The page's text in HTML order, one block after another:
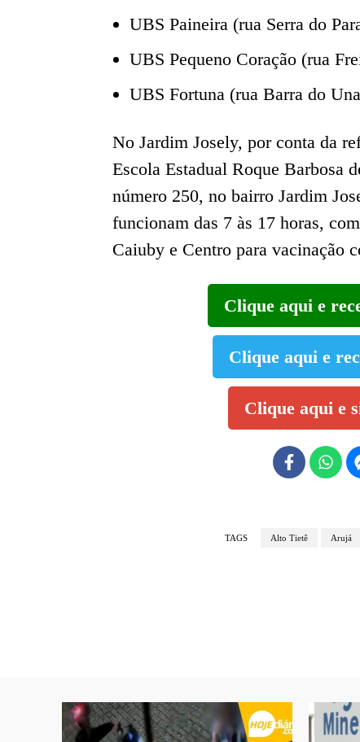
UBS Paineira (rua Serra do
UBS Pequeno Coração (rua
UBS Fortuna (rua Barra do
No Jardim Josely, por conta da
Escola Estadual Roque Barbosa
número 250, no bairro Jardim
funcionam das 7 às 17 horas,
Caiuby e Centro para vacinação
Clique aqui e
Clique aqui e
Clique aqui e
TAGS Alto Tietê Arujá